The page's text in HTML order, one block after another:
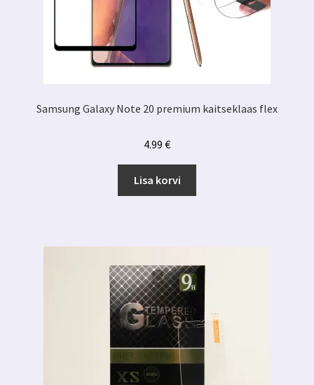
Samsung Galaxy Note 20 premium kaitseklaas flex
4.99 €
Lisa korvi